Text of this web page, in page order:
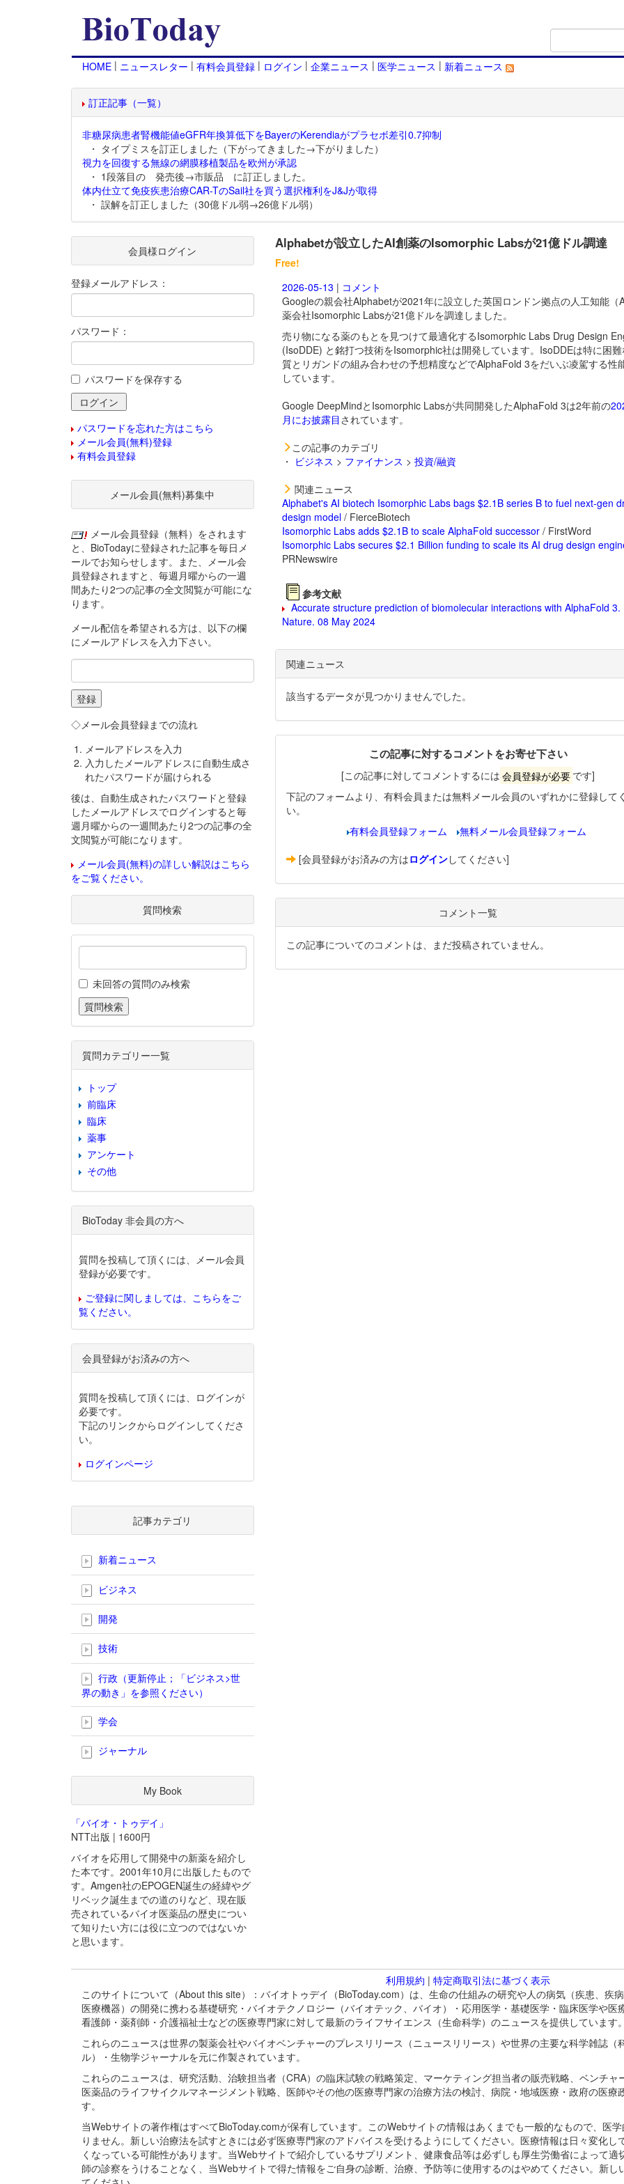
HOME | ニュースレター | 有料会員登録 | ログイン | 企業ニュース | 医学ニュース | 新着ニュース
訂正記事（一覧）
非糖尿病患者腎機能値eGFR年換算低下をBayerのKerendiaがプラセボ差引0.7抑制
・ タイプミスを訂正しました（下がってきました→下がりました）
視力を回復する無線の網膜移植製品を欧州が承認
・ 1段落目の 発売後→市販品 に訂正しました。
体内仕立て免疫疾患治療CAR-TのSail社を買う選択権利をJ&Jが取得
・ 誤解を訂正しました（30億ドル弱→26億ドル弱）
Alphabetが設立したAI創薬のIsomorphic Labsが21億ドル調達
Free!
2026-05-13 | コメント
Googleの親会社Alphabetが2021年に設立した英国ロンドン拠点の人工知能（
薬会社Isomorphic Labsが21億ドルを調達しました。
売り物になる薬のもとを見つけて最適化するIsomorphic Labs Drug Design
(IsoDDE) と銘打つ技術をIsomorphic社は開発しています。IsoDDEは特に困
質とリガンドの組み合わせの予想精度などでAlphaFold 3をだいぶ凌駕する性
しています。
Google DeepMindとIsomorphic Labsが共同開発したAlphaFold 3は2年前の
月にお披露目されています。
この記事のカテゴリ
・ ビジネス > ファイナンス > 投資/融資
関連ニュース
Alphabet's AI biotech Isomorphic Labs bags $2.1B series B to fuel next-gen
design model/ FierceBiotech
Isomorphic Labs adds $2.1B to scale AlphaFold successor/ FirstWord
Isomorphic Labs secures $2.1 Billion funding to scale its AI drug design
PRNewswire
参考文献
Accurate structure prediction of biomolecular interactions with AlphaFold 3.
Nature. 08 May 2024
関連ニュース
該当するデータが見つかりませんでした。
この記事に対するコメントをお寄せ下さい
[この記事に対してコメントするには 会員登録が必要 です]
下記のフォームより、有料会員または無料メール会員のいずれかに登録して
い。
有料会員登録フォーム
無料メール会員登録フォーム
[会員登録がお済みの方はログインしてください]
コメント一覧
この記事についてのコメントは、まだ投稿されていません。
会員様ログイン
登録メールアドレス：
パスワード：
パスワードを保存する
パスワードを忘れた方はこちら
メール会員(無料)登録
有料会員登録
メール会員(無料)募集中
メール会員登録（無料）をされます
と、BioTodayに登録された記事を毎日メ
ールでお知らせします。また、メール会
員登録されますと、毎週月曜からの一週
間あたり2つの記事の全文閲覧が可能にな
ります。
メール配信を希望される方は、以下の欄
にメールアドレスを入力下さい。
◇メール会員登録までの流れ
メールアドレスを入力
入力したメールアドレスに自動生成さ
れたパスワードが届けられる
後は、自動生成されたパスワードと登録
したメールアドレスでログインすると毎
週月曜からの一週間あたり2つの記事の全
文閲覧が可能になります。
メール会員(無料)の詳しい解説はこちら
をご覧ください。
質問検索
未回答の質問のみ検索
質問カテゴリー一覧
トップ
前臨床
臨床
薬事
アンケート
その他
BioToday 非会員の方へ
質問を投稿して頂くには、メール会員
登録が必要です。
ご登録に関しましては、こちらをご
覧ください。
会員登録がお済みの方へ
質問を投稿して頂くには、ログインが
必要です。
下記のリンクからログインしてくださ
い。
ログインページ
記事カテゴリ
新着ニュース
ビジネス
開発
技術
行政（更新停止；「ビジネス>世
界の動き」を参照ください）
学会
ジャーナル
My Book
「バイオ・トゥデイ」
NTT出版 | 1600円
バイオを応用して開発中の新薬を紹介し
た本です。2001年10月に出版したもので
す。Amgen社のEPOGEN誕生の経緯やグ
リベック誕生までの道のりなど、現在販
売されているバイオ医薬品の歴史につい
て知りたい方には役に立つのではないか
と思います。
利用規約 | 特定商取引法に基づく表示
このサイトについて（About this site）：バイオトゥデイ（BioToday.com）は、生命の仕組みの研究や人の病気（疾患、疾
医療機器）の開発に携わる基礎研究・バイオテクノロジー（バイオテック、バイオ）・応用医学・基礎医学・臨床医学や
看護師・薬剤師・介護福祉士などの医療専門家に対して最新のライフサイエンス（生命科学）のニュースを提供しています
これらのニュースは世界の製薬会社やバイオベンチャーのプレスリリース（ニュースリリース）や世界の主要な科学雑誌
ル）・生物学ジャーナルを元に作製されています。
これらのニュースは、研究活動、治験担当者（CRA）の臨床試験の戦略策定、マーケティング担当者の販売戦略、ベンチ
医薬品のライフサイクルマネージメント戦略、医師やその他の医療専門家の治療方法の検討、病院・地域医療・政府の医
す。
当Webサイトの著作権はすべてBioToday.comが保有しています。このWebサイトの情報はあくまでも一般的なもので、医
りません。新しい治療法を試すときには必ず医療専門家のアドバイスを受けるようにしてください。医療情報は日々変化
くなっている可能性があります。当Webサイトで紹介しているサプリメント、健康食品等は必ずしも厚生労働省によって
師の診察をうけることなく、当Webサイトで得た情報をご自身の診断、治療、予防等に使用するのはやめてください。新